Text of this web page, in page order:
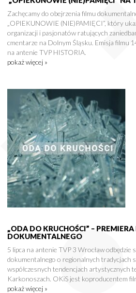
Zachęcamy do obejrzenia filmu
„OPIEKUNOWIE (NIE)PAMIĘCI”, który
organizacji i pasjonatów ratujących
cmentarze na Dolnym Śląsku. Emisja filmu
na antenie TVP HISTORIA.
pokaż więcej »
„ODA DO KRUCHOŚCI” –
DOKUMENTALNEGO
5 lipca na antenie TVP 3 Wrocław odbędzie
dokumentalnego o regionalnych tradycjach
współczesnych tendencjach artystycznych
Karkonoszach. OKiS jest koproducentem
pokaż więcej »